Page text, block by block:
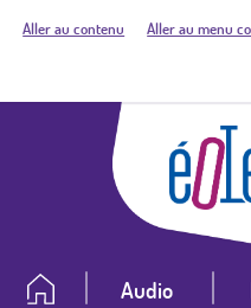
Aller au contenu Aller au menu
Audio